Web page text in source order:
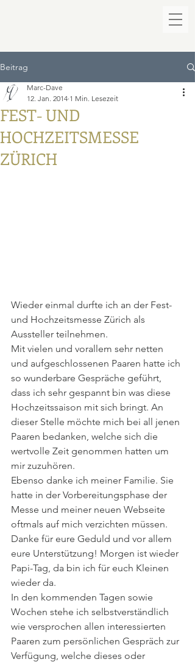
Beitrag
FEST- UND
HOCHZEITSMESSE
ZÜRICH
Marc-Dave
12. Jan. 2014 1 Min. Lesezeit
Wieder einmal durfte ich an der Fest-
und Hochzeitsmesse Zürich als
Aussteller teilnehmen.
Mit vielen und vorallem sehr netten
und aufgeschlossenen Paaren hatte ich
so wunderbare Gespräche geführt,
dass ich sehr gespannt bin was diese
Hochzeitssaison mit sich bringt. An
dieser Stelle möchte mich bei all jenen
Paaren bedanken, welche sich die
wertvolle Zeit genommen hatten um
mir zuzuhören.
Ebenso danke ich meiner Familie. Sie
hatte in der Vorbereitungsphase der
Messe und meiner neuen Webseite
oftmals auf mich verzichten müssen.
Danke für eure Geduld und vor allem
eure Unterstützung! Morgen ist wieder
Papi-Tag, da bin ich für euch Kleinen
wieder da.
In den kommenden Tagen sowie
Wochen stehe ich selbstverständlich
wie versprochen allen interessierten
Paaren zum persönlichen Gespräch zur
Verfügung, welche dieses oder